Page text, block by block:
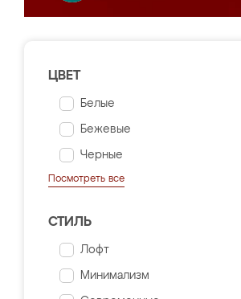
ЦВЕТ
Белые
Бежевые
Черные
Посмотреть все
СТИЛЬ
Лофт
Минимализм